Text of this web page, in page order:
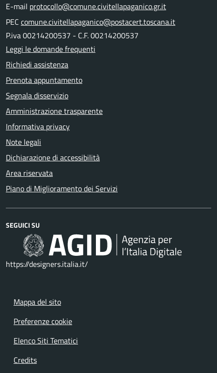
E-mail protocollo@comune.civitellapaganico.gr.it
PEC comune.civitellapaganico@postacert.toscana.it
P.iva 00214200537 - C.F. 00214200537
Leggi le domande frequenti
Richiedi assistenza
Prenota appuntamento
Segnala disservizio
Amministrazione trasparente
Informativa privacy
Note legali
Dichiarazione di accessibilità
Area riservata
Piano di Miglioramento dei Servizi
SEGUICI SU
https://designers.italia.it/
Mappa del sito
Preferenze cookie
Elenco Siti Tematici
Credits